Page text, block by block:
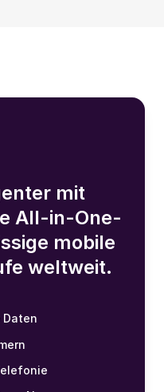
mit
All-in-One-
mobile
weltweit.
Daten